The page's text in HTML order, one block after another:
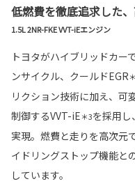
低燃費を徹底追求した、
1.5L 2NR-FKE VVT-iEエンジン
トヨタがハイブリッドカー
ンサイクル、クールドEGR
リクション技術に加え、可
制御するVVT-iE＊3を採用
実現。燃費と走りを高次元
イドリングストップ機能と
しています。